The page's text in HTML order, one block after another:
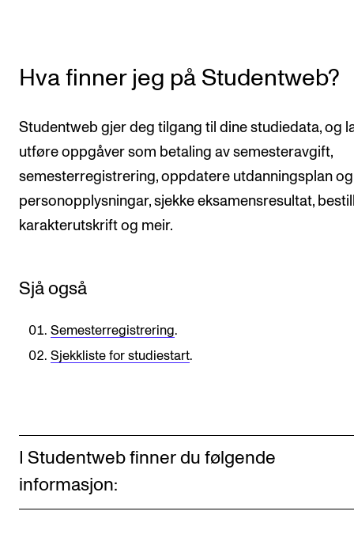
IT og digitale tjenester
Sibelius – Notation Software
Rom, bygg, saler og studio
Semesterregistrering
Læringsressurser
AKTUELT
Hva finner jeg på Studentweb?
Studentweb gjer deg tilgang til dine studiedata, og
utføre oppgåver som betaling av semesteravgift,
semesterregistrering, oppdatere utdanningsplan og
personopplysningar, sjekke eksamensresultat,
karakterutskrift og meir.
Sjå også
Semesterregistrering.
Sjekkliste for studiestart.
I Studentweb finner du følgende
informasjon: